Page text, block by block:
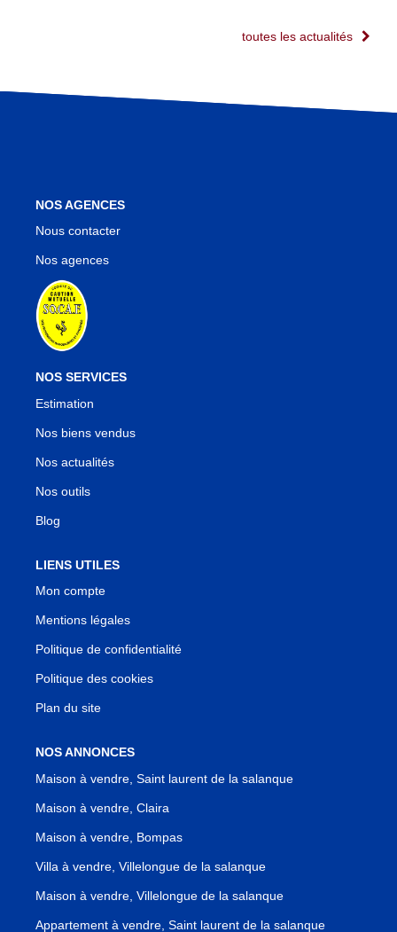
toutes les actualités
NOS AGENCES
Nous contacter
Nos agences
NOS SERVICES
Estimation
Nos biens vendus
Nos actualités
Nos outils
Blog
LIENS UTILES
Mon compte
Mentions légales
Politique de confidentialité
Politique des cookies
Plan du site
NOS ANNONCES
Maison à vendre, Saint laurent de la salanque
Maison à vendre, Claira
Maison à vendre, Bompas
Villa à vendre, Villelongue de la salanque
Maison à vendre, Villelongue de la salanque
Appartement à vendre, Saint laurent de la salanque